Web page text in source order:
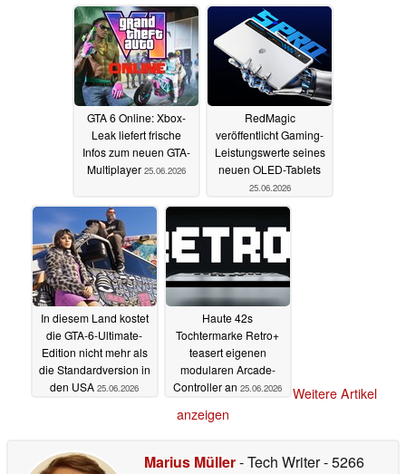
GTA 6 Online: Xbox-
Leak liefert frische
Infos zum neuen GTA-
Multiplayer 25.06.2026
RedMagic
veröffentlicht Gaming-
Leistungswerte seines
neuen OLED-Tablets
25.06.2026
In diesem Land kostet
die GTA-6-Ultimate-
Edition nicht mehr als
die Standardversion in
den USA 25.06.2026
Haute 42s
Tochtermarke Retro+
teasert eigenen
modularen Arcade-
Controller an 25.06.2026
Weitere Artikel
anzeigen
Marius Müller- Tech Writer- 5266